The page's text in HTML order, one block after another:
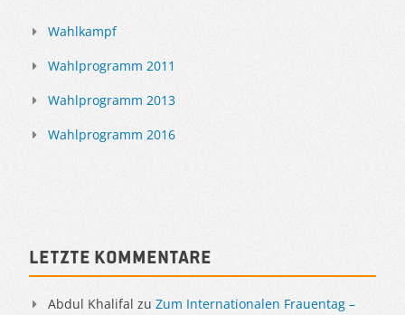
Wahlkampf
Wahlprogramm 2011
Wahlprogramm 2013
Wahlprogramm 2016
Letzte Kommentare
Abdul Khalifal zu Zum Internationalen Frauentag –